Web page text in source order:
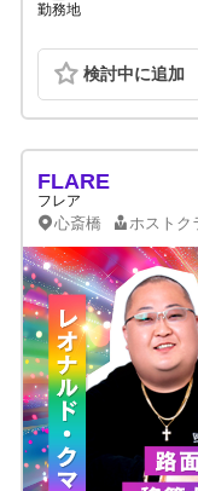
勤務地
検討中に追加
FLARE
フレア
心斎橋 ホストク